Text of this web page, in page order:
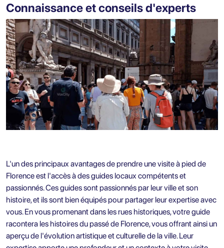
Connaissance et conseils d'experts
L'un des principaux avantages de prendre une visite à pied de
Florence est l'accès à des guides locaux compétents et
passionnés. Ces guides sont passionnés par leur ville et son
histoire, et ils sont bien équipés pour partager leur expertise avec
vous. En vous promenant dans les rues historiques, votre guide
racontera les histoires du passé de Florence, vous offrant ainsi un
aperçu de l'évolution artistique et culturelle de la ville. Leur